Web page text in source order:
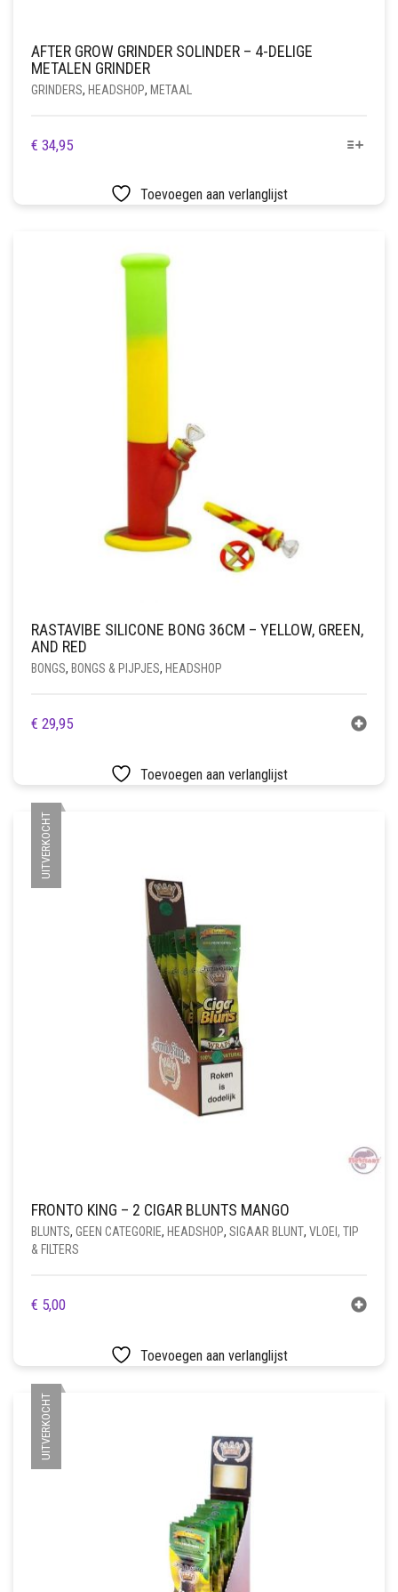
AFTER GROW GRINDER SOLINDER – 4-DELIGE
METALEN GRINDER
GRINDERS, HEADSHOP, METAAL
€ 34,95DIT
MEERDEREToevoegen aan verlanglijst
RASTAVIBE SILICONE BONG 36CM – YELLOW, GREEN,
AND RED
BONGS, BONGS & PIJPJES, HEADSHOP
€ 29,95
Toevoegen aan verlanglijst
UITVERKOCHT
FRONTO KING – 2 CIGAR BLUNTS MANGO
BLUNTS, GEEN CATEGORIE, HEADSHOP, SIGAAR BLUNT, VLOEI, TIP
& FILTERS
€ 5,00
Toevoegen aan verlanglijst
UITVERKOCHT